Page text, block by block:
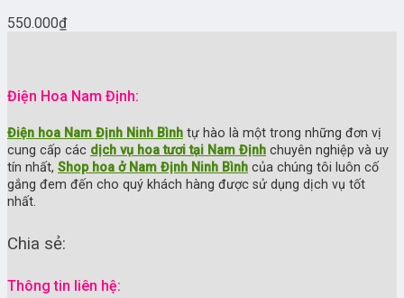
550.000₫
Điện Hoa Nam Định:
Điện hoa Nam Định Ninh Bình tự hào là một trong những đơn vị
cung cấp các dịch vụ hoa tươi tại Nam Định chuyên nghiệp và uy
tín nhất, Shop hoa ở Nam Định Ninh Bình của chúng tôi luôn cố
gắng đem đến cho quý khách hàng được sử dụng dịch vụ tốt
nhất.
Chia sẻ:
Thông tin liên hệ: